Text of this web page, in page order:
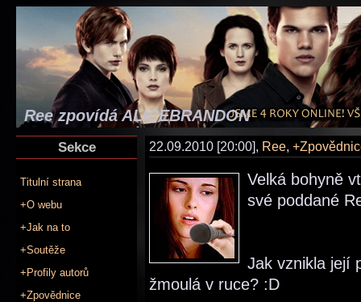
Ree zpovídá ALICEBRANDON
Sekce
Titulní strana
+O webu
+Jak na to
+Soutěže
+Profily autorů
+Zpovědnice
22.09.2010 [20:00], Ree,
Velká bohyně
své poddané
Jak vznikla její
žmoulá v ruce? :D